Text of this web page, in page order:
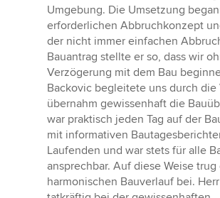
Umgebung. Die Umsetzung
erforderlichen Abbruchkonzept
der nicht immer einfachen
Bauantrag stellte er so, dass wir
Verzögerung mit dem Bau
Backovic begleitete uns durch die
übernahm gewissenhaft die
war praktisch jeden Tag auf der
mit informativen
Laufenden und war stets für alle
ansprechbar. Auf diese Weise
harmonischen Bauverlauf bei.